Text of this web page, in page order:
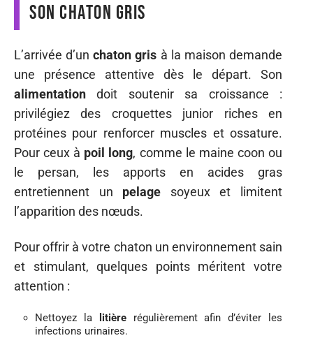
son chaton gris
L’arrivée d’unchaton gris à la maison demande
une présence attentive dès le départ. Son
alimentation doit soutenir sa croissance :
privilégiez des croquettes junior riches en
protéines pour renforcer muscles et ossature.
Pour ceux à poil long, comme le maine coon ou
le persan, les apports en acides gras
entretiennent un pelage soyeux et limitent
l’apparition des nœuds.
Pour offrir à votre chaton un environnement sain
et stimulant, quelques points méritent votre
attention :
Nettoyez la litièrerégulièrement afin d’éviter les
infections urinaires.